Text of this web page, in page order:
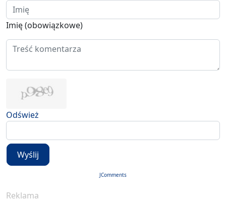
Imię (obowiązkowe)
Odśwież
Wyślij
JComments
Reklama